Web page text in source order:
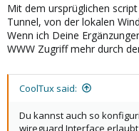
Mit dem ursprüglichen
Tunnel, von der lokalen
Wenn ich Deine
WWW Zugriff mehr durch
CoolTux said:
Du kannst auch so
wireguard Interface